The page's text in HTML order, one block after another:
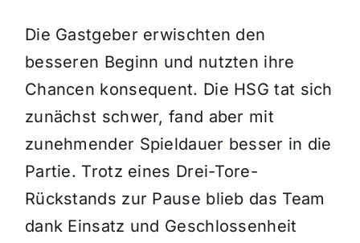
Die Gastgeber erwischten den
besseren Beginn und nutzten ihre
Chancen konsequent. Die HSG tat sich
zunächst schwer, fand aber mit
zunehmender Spieldauer besser in die
Partie. Trotz eines Drei-Tore-
Rückstands zur Pause blieb das Team
dank Einsatz und Geschlossenheit